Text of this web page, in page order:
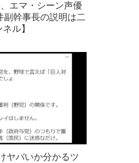
エマ・シーン声優
副幹事長の説明は二
ル】
ヤバいか分かるツ